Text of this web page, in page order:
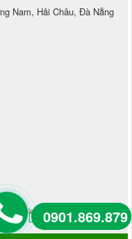
Nam, Hải Châu, Đà Nẵng
Translate
0901.869.879